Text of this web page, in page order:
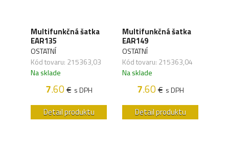
Multifunkčná šatka
EAR135
OSTATNÍ
Kód tovaru: 215363,03
Na sklade
7.60€ s DPH
Detail produktu
Multifunkčná šatka
EAR149
OSTATNÍ
Kód tovaru: 215363,04
Na sklade
7.60€ s DPH
Detail produktu